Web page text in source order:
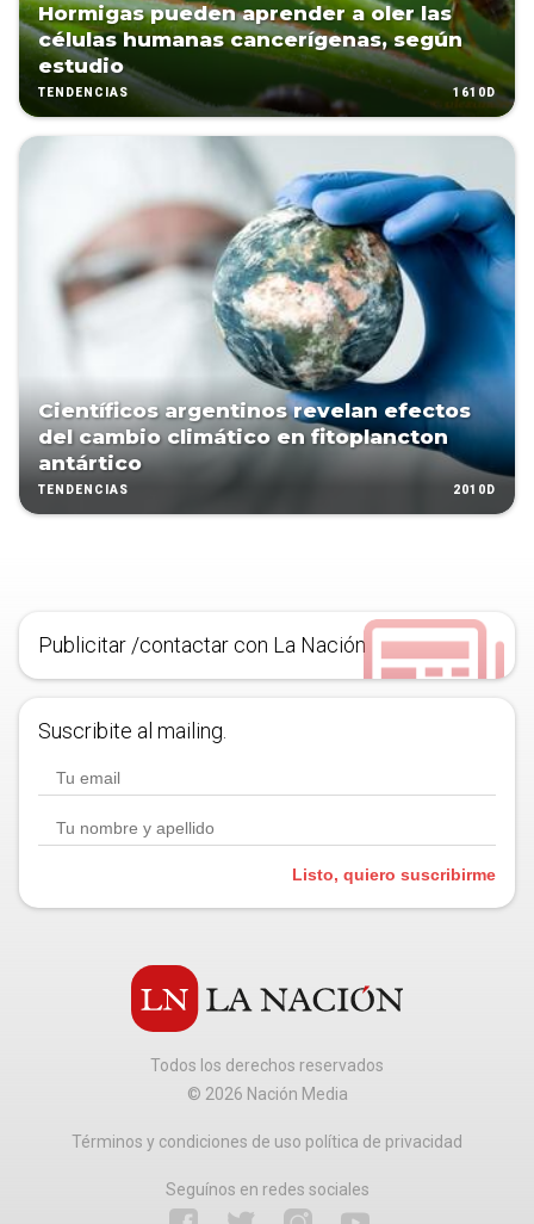
Hormigas pueden aprender a oler las
células humanas cancerígenas, según
estudio
TENDENCIAS 1610D
Científicos argentinos revelan efectos
del cambio climático en fitoplancton
antártico
TENDENCIAS 2010D
Publicitar /contactar con La Nación
Suscribite al mailing.
Listo, quiero suscribirme
Todos los derechos reservados
© 2026 Nación Media
Términos y condiciones de uso política de privacidad
Seguínos en redes sociales